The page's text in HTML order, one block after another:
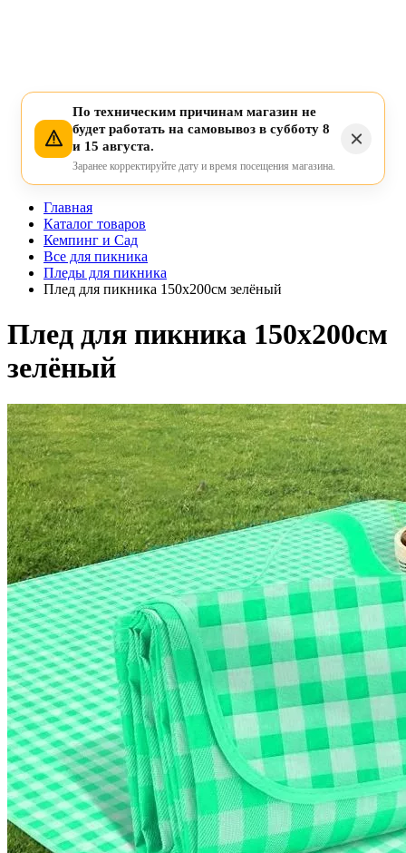
По техническим причинам магазин не
будет работать на самовывоз в субботу 8
и 15 августа.
Заранее корректируйте дату и время посещения магазина.
Главная
Каталог товаров
Кемпинг и Сад
Все для пикника
Пледы для пикника
Плед для пикника 150х200см зелёный
Плед для пикника 150х200см
зелёный